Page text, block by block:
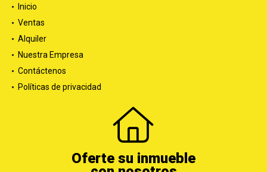
Inicio
Ventas
Alquiler
Nuestra Empresa
Contáctenos
Políticas de privacidad
Oferte su inmueble